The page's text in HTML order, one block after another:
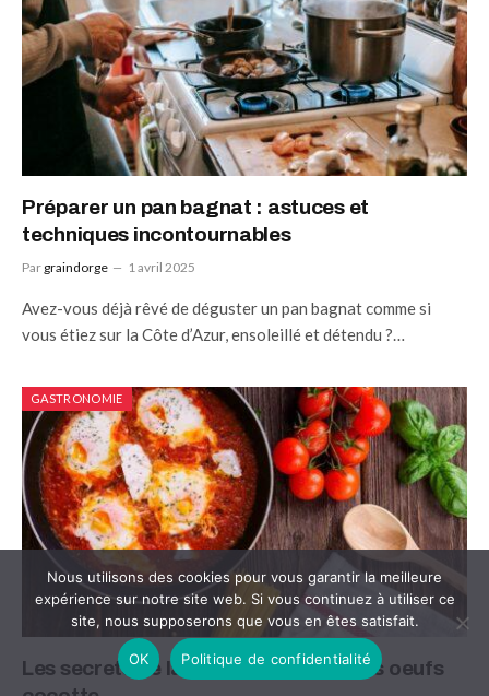
Préparer un pan bagnat : astuces et
techniques incontournables
Par graindorge 1 avril 2025
Avez-vous déjà rêvé de déguster un pan bagnat comme si
vous étiez sur la Côte d’Azur, ensoleillé et détendu ?…
GASTRONOMIE
Les secrets de la cuisson parfaite des oeufs
Nous utilisons des cookies pour vous garantir la meilleure
expérience sur notre site web. Si vous continuez à utiliser ce
site, nous supposerons que vous en êtes satisfait.
OK Politique de confidentialité